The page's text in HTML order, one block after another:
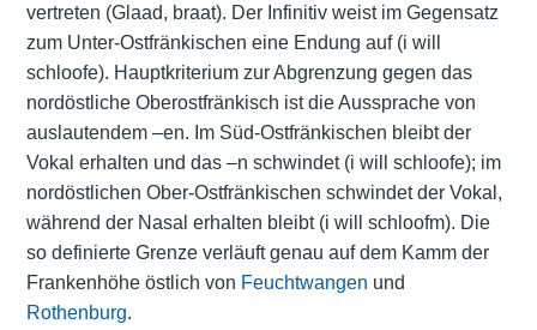
vertreten (Glaad, braat). Der Infinitiv weist im Gegensatz
zum Unter-Ostfränkischen eine Endung auf (i will
schloofe). Hauptkriterium zur Abgrenzung gegen das
nordöstliche Oberostfränkisch ist die Aussprache von
auslautendem –en. Im Süd-Ostfränkischen bleibt der
Vokal erhalten und das –n schwindet (i will schloofe); im
nordöstlichen Ober-Ostfränkischen schwindet der Vokal,
während der Nasal erhalten bleibt (i will schloofm). Die
so definierte Grenze verläuft genau auf dem Kamm der
Frankenhöhe östlich von Feuchtwangen und
Rothenburg.